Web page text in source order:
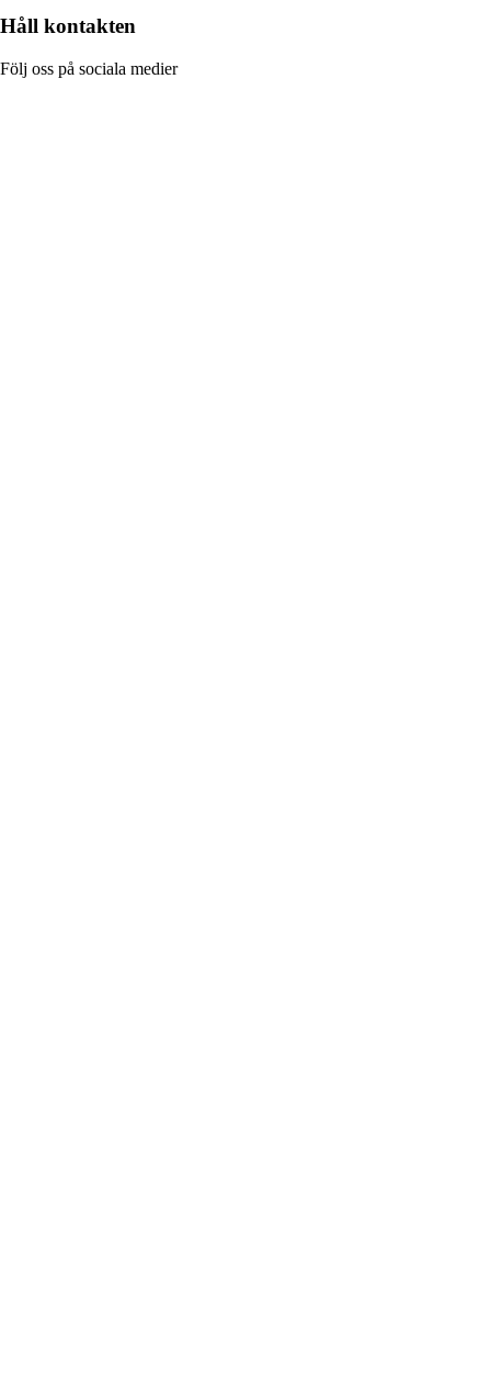
Håll kontakten
Följ oss på sociala medier